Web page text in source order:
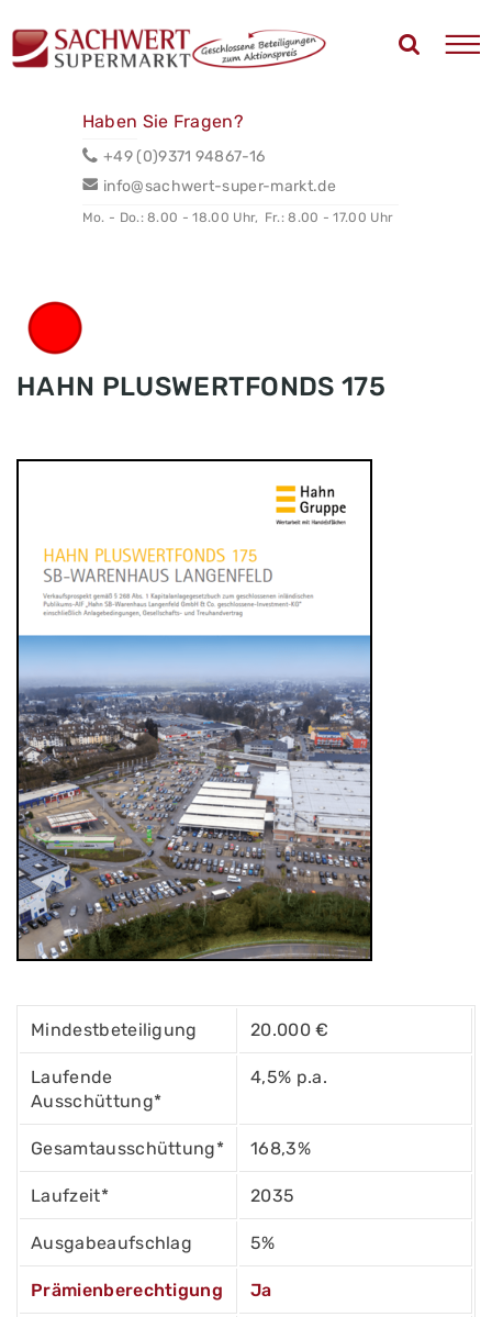
Haben Sie Fragen?
+49 (0)9371 94867-16
info@sachwert-super-markt.de
Mo. - Do.: 8.00 - 18.00 Uhr, Fr.: 8.00 - 17.00 Uhr
HAHN PLUSWERTFONDS 175
Mindestbeteiligung 20.000 €
Laufende
Ausschüttung*
4,5% p.a.
Gesamtausschüttung* 168,3%
Laufzeit* 2035
Ausgabeaufschlag 5%
Prämienberechtigung Ja